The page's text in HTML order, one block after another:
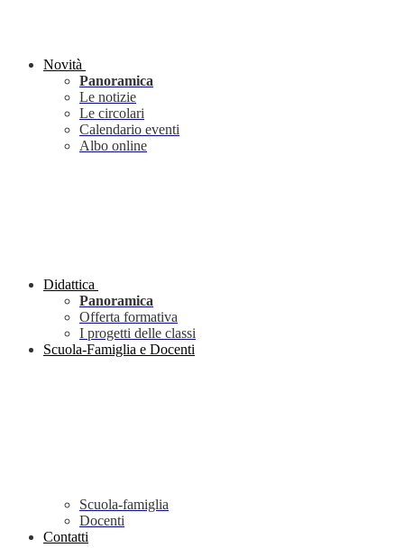
Novità
Panoramica
Le notizie
Le circolari
Calendario eventi
Albo online
Didattica
Panoramica
Offerta formativa
I progetti delle classi
Scuola-Famiglia e Docenti
Scuola-famiglia
Docenti
Contatti